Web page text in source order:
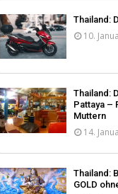
Thailand:
10.
Thailand:
Pattaya –
Muttern
14.
Thailand:
GOLD